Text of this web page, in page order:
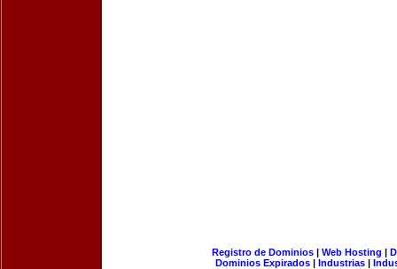
Registro de Dominios| Web Hosting |
Dominios Expirados | Industrias |